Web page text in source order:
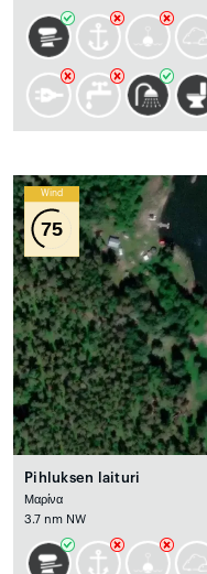
Wind
75
Pihluksen laituri
Μαρίνα
3.7 nm NW